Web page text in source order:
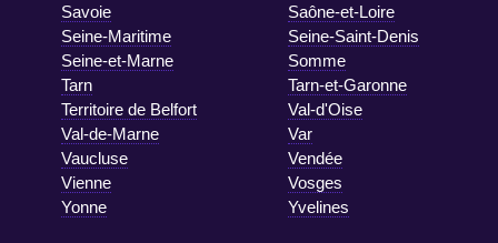
Savoie
Saône-et-Loire
Seine-Maritime
Seine-Saint-Denis
Seine-et-Marne
Somme
Tarn
Tarn-et-Garonne
Territoire de Belfort
Val-d'Oise
Val-de-Marne
Var
Vaucluse
Vendée
Vienne
Vosges
Yonne
Yvelines